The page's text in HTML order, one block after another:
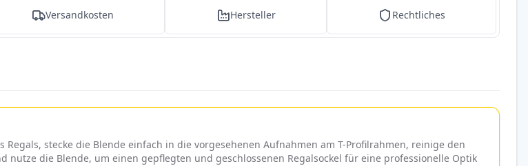
Versandkosten Hersteller Rechtliches
stecke die Blende einfach in die vorgesehenen Aufnahmen am T-Profilrahmen, reinige den
die Blende, um einen gepflegten und geschlossenen Regalsockel für eine professionelle Optik